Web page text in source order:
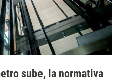
sube, la normativa